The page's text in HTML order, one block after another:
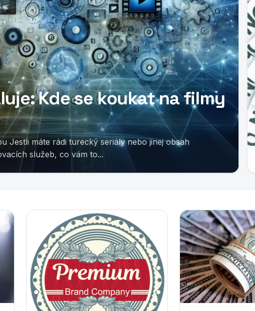
Kde se koukat na filmy
Jestli máte rádi turecký seriály nebo jinej obsah
služeb, co vám to...